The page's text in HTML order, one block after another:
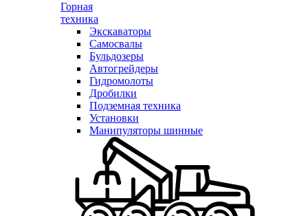
Горная
техника
Экскаваторы
Самосвалы
Бульдозеры
Автогрейдеры
Гидромолоты
Дробилки
Подземная техника
Установки
Манипуляторы шинные